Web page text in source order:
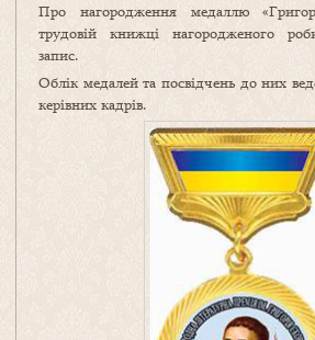
Про нагородження медаллю
трудовій книжці нагородженого
запис.
Облік медалей та посвідчень до них
керівних кадрів.